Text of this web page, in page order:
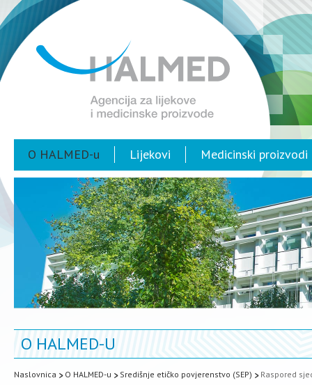
O HALMED-u Lijekovi Medicinski proizvodi
O HALMED-U
Naslovnica O HALMED-u Središnje etičko povjerenstvo (SEP) Raspored